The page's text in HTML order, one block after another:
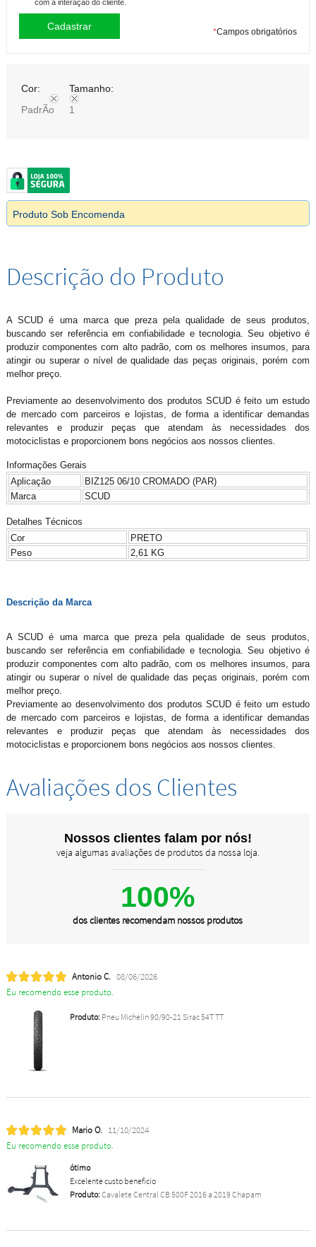
com a interação do cliente.
*Campos obrigatórios
Cor:
PadrÃo
Tamanho:
1
Produto Sob Encomenda
Descrição do Produto
A SCUD é uma marca que preza pela qualidade de seus produtos,
buscando ser referência em confiabilidade e tecnologia. Seu objetivo é
produzir componentes com alto padrão, com os melhores insumos, para
atingir ou superar o nível de qualidade das peças originais, porém com
melhor preço.
Previamente ao desenvolvimento dos produtos SCUD é feito um estudo
de mercado com parceiros e lojistas, de forma a identificar demandas
relevantes e produzir peças que atendam às necessidades dos
motociclistas e proporcionem bons negócios aos nossos clientes.
Informações Gerais
Aplicação
BIZ125 06/10 CROMADO (PAR)
Marca
SCUD
Detalhes Técnicos
Cor
PRETO
Peso
2,61 KG
Descrição da Marca
A SCUD é uma marca que preza pela qualidade de seus produtos,
buscando ser referência em confiabilidade e tecnologia. Seu objetivo é
produzir componentes com alto padrão, com os melhores insumos, para
atingir ou superar o nível de qualidade das peças originais, porém com
melhor preço.
Previamente ao desenvolvimento dos produtos SCUD é feito um estudo
de mercado com parceiros e lojistas, de forma a identificar demandas
relevantes e produzir peças que atendam às necessidades dos
motociclistas e proporcionem bons negócios aos nossos clientes.
Avaliações dos Clientes
Nossos clientes falam por nós!
veja algumas avaliações de produtos da nossa loja.
100%
dos clientes recomendam nossos produtos
Antonio C. 08/06/2026
Eu recomendo esse produto.
Produto:Pneu Michelin 90/90-21 Sirac 54T TT
Mario O. 11/10/2024
Eu recomendo esse produto.
ótimo
Excelente custo benefício
Produto:Cavalete Central CB 500F 2016 a 2019 Chapam